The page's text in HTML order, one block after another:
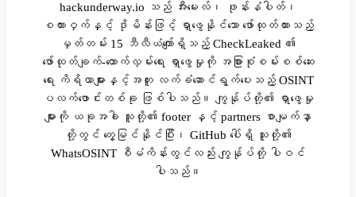
hackunderway.io သည် အီးမေးလ်၊ ဖုန်းနံပါတ်၊
စကားဝှက်နှင့် ဒိုမိန်းဖြင့် ရှာဖွေနိုင်သော ဖော်ထုတ်ထားသည့်
မှတ်တမ်း 15 ဘီလီယံကျော်ရှိသည့် CheckLeaked ၏
ဖော်ထုတ်ချက်-ထောက်လှမ်းရေး ရှာဖွေမှုကို အခြားစုံစမ်းစစ်ဆေး
ရေး ကိရိယာများနှင့်အတူ လက်ခံဆောင်ရွက်ပေးသည့် OSINT
ပလက်ဖောင်းတစ်ခု ဖြစ်ပါသည်။ ကျွန်ုပ်တို့၏ ရှာဖွေမှု
များကို ယခုအခါ သူတို့၏ footer နှင့် partners စာမျက်နှာ
တို့တွင် တွေ့မြင်နိုင်ပြီး၊ GitHub ပေါ်ရှိ သူတို့၏
WhatsOSINT စီမံကိန်းတွင်လည်း ကျွန်ုပ်တို့ ပါဝင်
ပါသည်။